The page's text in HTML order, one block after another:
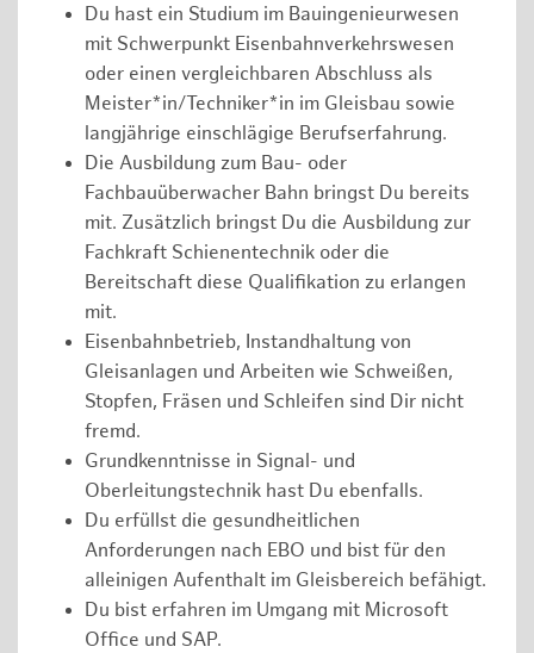
Du hast ein Studium im Bauingenieurwesen
mit Schwerpunkt Eisenbahnverkehrswesen
oder einen vergleichbaren Abschluss als
Meister*in/Techniker*in im Gleisbau sowie
langjährige einschlägige Berufserfahrung.
Die Ausbildung zum Bau- oder
Fachbauüberwacher Bahn bringst Du bereits
mit. Zusätzlich bringst Du die Ausbildung zur
Fachkraft Schienentechnik oder die
Bereitschaft diese Qualifikation zu erlangen
mit.
Eisenbahnbetrieb, Instandhaltung von
Gleisanlagen und Arbeiten wie Schweißen,
Stopfen, Fräsen und Schleifen sind Dir nicht
fremd.
Grundkenntnisse in Signal- und
Oberleitungstechnik hast Du ebenfalls.
Du erfüllst die gesundheitlichen
Anforderungen nach EBO und bist für den
alleinigen Aufenthalt im Gleisbereich befähigt.
Du bist erfahren im Umgang mit Microsoft
Office und SAP.